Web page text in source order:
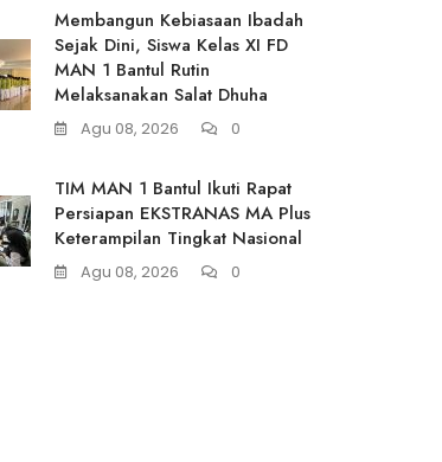
Membangun Kebiasaan Ibadah
Sejak Dini, Siswa Kelas XI FD
MAN 1 Bantul Rutin
Melaksanakan Salat Dhuha
Agu 08, 2026 0
TIM MAN 1 Bantul Ikuti Rapat
Persiapan EKSTRANAS MA Plus
Keterampilan Tingkat Nasional
Agu 08, 2026 0